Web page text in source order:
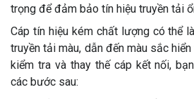
trọng để đảm bảo tín hiệu truyền tải
Cáp tín hiệu kém chất lượng có thể
truyền tải màu, dẫn đến màu sắc
kiểm tra và thay thế cáp kết nối,
các bước sau: